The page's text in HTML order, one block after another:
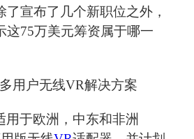
了宣布了几个新职位之外，
这75万美元筹资属于哪一
用户无线VR解决方案
用于欧洲，中东和非洲